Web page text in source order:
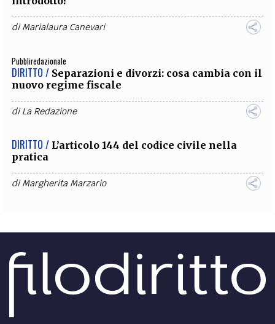
diMarialaura Canevari
Pubbliredazionale
DIRITTO / Separazioni e divorzi: cosa cambia con il
nuovo regime fiscale
diLa Redazione
DIRITTO / L’articolo 144 del codice civile nella
pratica
diMargherita Marzario